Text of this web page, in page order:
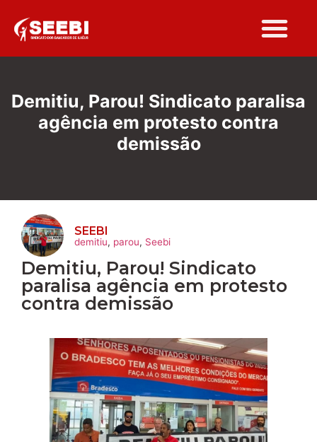
Demitiu, Parou! Sindicato paralisa
agência em protesto contra
demissão
SEEBI
demitiu, parou, Seebi
Demitiu, Parou! Sindicato
paralisa agência em protesto
contra demissão